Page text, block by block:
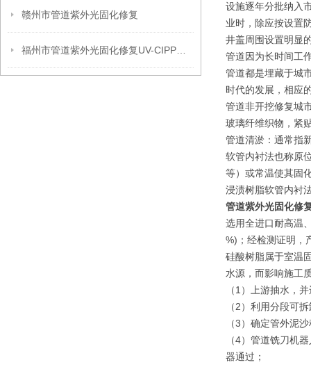
赣州市管道紫外光固化修复
设施逐年分批纳入
业时，除应按设置
井盖周围设置明显
管道因为长时间工
管道都是埋藏于城
时代的发展，相应
管道非开挖修复城
玻璃纤维织物，紧
管道清淤：通常指
软管内衬法也称原
等）或常温使其固
浸渍树脂软管内衬
管道紫外光固化修
选用全进口耐高温
%)；经检测证明，
硅酸树脂属于室温
水源，而影响施工
（1）上游抽水，
（2）利用分段可
（3）确定管外泥
（4）管道铣刀机
器通过；